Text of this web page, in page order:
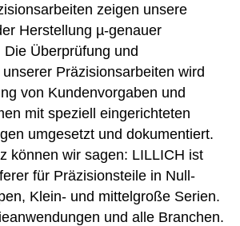
zeigen unsere
Herstellung µ-genauer
Überprüfung und
Präzisionsarbeiten wird
von Kundenvorgaben und
mit speziell eingerichteten
umgesetzt und dokumentiert.
können wir sagen: LILLICH ist
für Präzisionsteile in Null-
Klein- und mittelgroße Serien.
und alle Branchen.